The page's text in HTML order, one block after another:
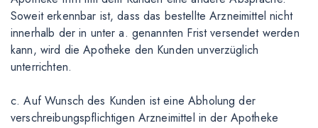
Soweit erkennbar ist, dass das bestellte Arzneimittel nicht
innerhalb der in unter a. genannten Frist versendet werden
kann, wird die Apotheke den Kunden unverzüglich
unterrichten.
c. Auf Wunsch des Kunden ist eine Abholung der
verschreibungspflichtigen Arzneimittel in der Apotheke